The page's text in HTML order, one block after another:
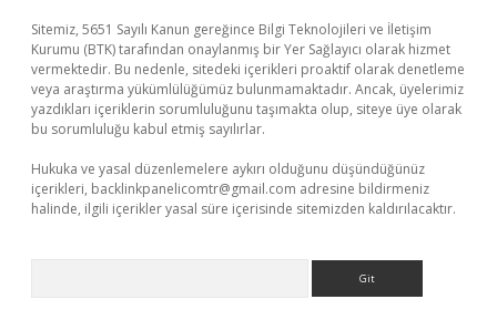
Sitemiz, 5651 Sayılı Kanun gereğince Bilgi Teknolojileri ve İletişim
Kurumu (BTK) tarafından onaylanmış bir Yer Sağlayıcı olarak hizmet
vermektedir. Bu nedenle, sitedeki içerikleri proaktif olarak denetleme
veya araştırma yükümlülüğümüz bulunmamaktadır. Ancak, üyelerimiz
yazdıkları içeriklerin sorumluluğunu taşımakta olup, siteye üye olarak
bu sorumluluğu kabul etmiş sayılırlar.
Hukuka ve yasal düzenlemelere aykırı olduğunu düşündüğünüz
içerikleri, backlinkpanelicomtr@gmail.com adresine bildirmeniz
halinde, ilgili içerikler yasal süre içerisinde sitemizden kaldırılacaktır.